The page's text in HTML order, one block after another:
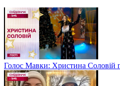
Голос Мавки: Христина Соловій